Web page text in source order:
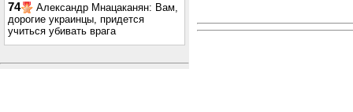
74
Александр Мнацаканян: Вам,
дорогие украинцы, придется
учиться убивать врага